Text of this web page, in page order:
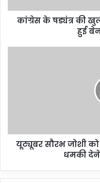
कांग्रेस के षड्यंत्र की
हुई
यूट्यूबर सौरभ जोशी
धमकी देने